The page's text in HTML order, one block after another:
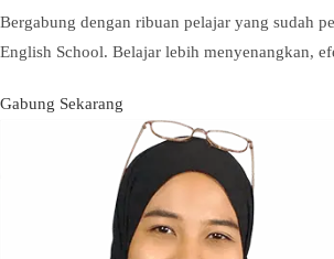
Bergabung dengan ribuan pelajar yang sudah
English School. Belajar lebih menyenangkan,
Gabung Sekarang